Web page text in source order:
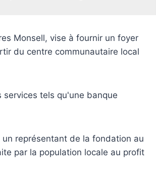
Monsell, vise à fournir un foyer
du centre communautaire local
tels qu'une banque
représentant de la fondation au
par la population locale au profit